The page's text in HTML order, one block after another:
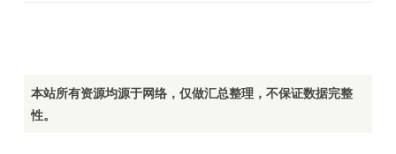
本站所有资源均源于网络，仅做汇总整理，不保证数据完整
性。